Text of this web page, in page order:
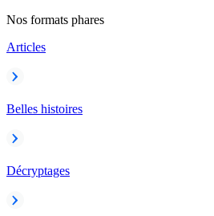
Nos formats phares
Articles
Belles histoires
Décryptages